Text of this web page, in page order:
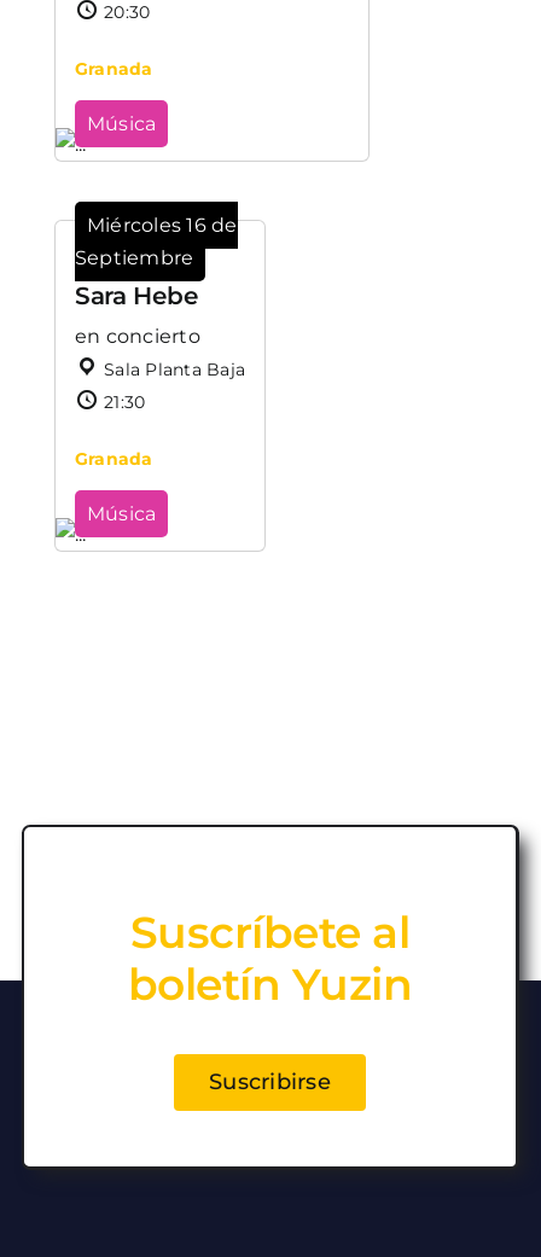
20:30
Granada
Música
Miércoles 16 de
Septiembre
Sara Hebe
en concierto
Sala Planta Baja
21:30
Granada
Música
Suscríbete al
boletín Yuzin
Suscribirse